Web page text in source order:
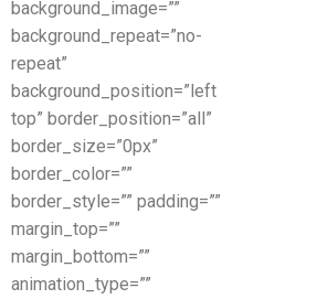
background_image=””
background_repeat=”no-
repeat”
background_position=”left
top” border_position=”all”
border_size=”0px”
border_color=””
border_style=”” padding=””
margin_top=””
margin_bottom=””
animation_type=””